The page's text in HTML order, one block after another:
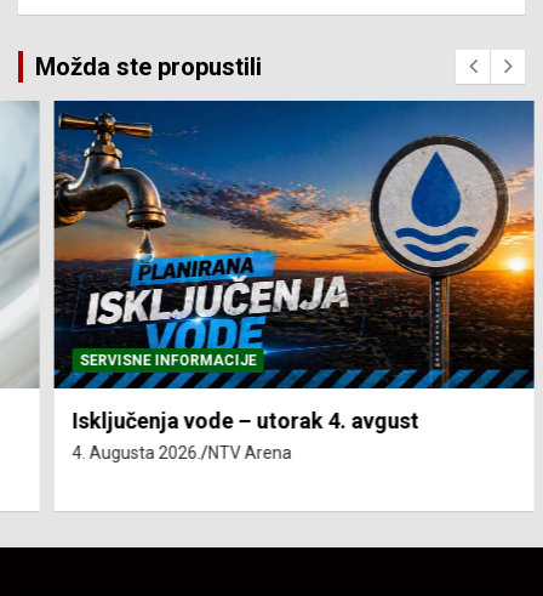
Možda ste propustili
SERVISNE INFORMACIJE
Isključenja vode – utorak 4. avgust
4. Augusta 2026. NTV Arena